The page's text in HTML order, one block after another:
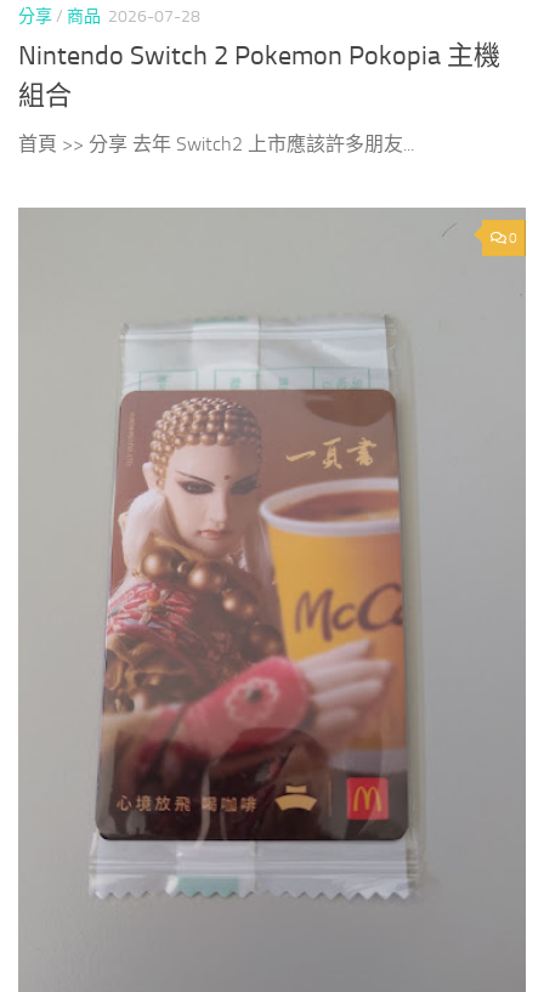
分享/ 商品 2026-07-28
Nintendo Switch 2 Pokemon Pokopia 主機
組合
首頁 >> 分享 去年 Switch2 上市應該許多朋友...
0